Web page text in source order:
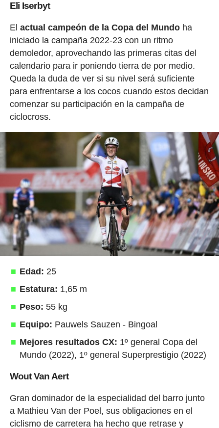
Eli Iserbyt
El actual campeón de la Copa del Mundoha
iniciado la campaña 2022-23 con un ritmo
demoledor, aprovechando las primeras citas del
calendario para ir poniendo tierra de por medio.
Queda la duda de ver si su nivel será suficiente
para enfrentarse a los cocos cuando estos decidan
comenzar su participación en la campaña de
ciclocross.
Edad: 25
Estatura: 1,65 m
Peso: 55 kg
Equipo: Pauwels Sauzen - Bingoal
Mejores resultados CX: 1º general Copa del
Mundo (2022), 1º general Superprestigio (2022)
Wout Van Aert
Gran dominador de la especialidad del barro junto
a Mathieu Van der Poel, sus obligaciones en el
ciclismo de carretera ha hecho que retrase y